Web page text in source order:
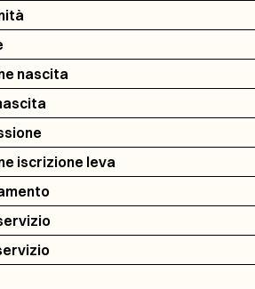
nascita
iscrizione leva